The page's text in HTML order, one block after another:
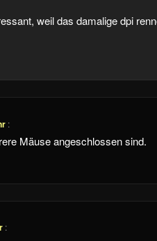
weil das damalige dpi
:
Mäuse angeschlossen sind.
: